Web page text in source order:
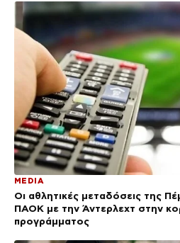
MEDIA
Οι αθλητικές μεταδόσεις της
ΠΑΟΚ με την Άντερλεχτ στην
προγράμματος